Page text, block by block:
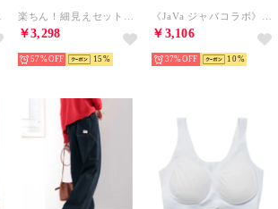
￥3,298
57% 15
￥3,106
37% 10